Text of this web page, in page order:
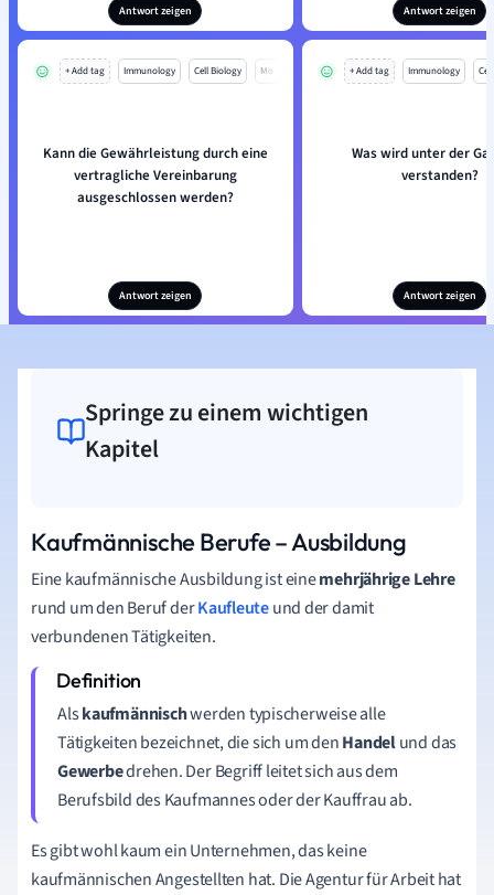
Antwort zeigen Antwort zeigen
+ Add tag Immunology Cell Biology Mo
Kann die Gewährleistung durch eine
vertragliche Vereinbarung
ausgeschlossen werden?
Antwort zeigen
+ Add tag Immunology
Was wird unter der
verstanden?
Antwort zeigen
Springe zu einem wichtigen
Kapitel
Kaufmännische Berufe–Ausbildung
Eine kaufmännische Ausbildung ist einemehrjährige Lehre
rund um den Beruf derKaufleuteund der damit
verbundenen Tätigkeiten.
Alskaufmännischwerden typischerweise alle
Tätigkeiten bezeichnet, die sich um denHandelund das
Gewerbedrehen. Der Begriff leitet sich aus dem
Berufsbild des Kaufmannes oder der Kauffrau ab.
Es gibt wohl kaum ein Unternehmen, das keine
kaufmännischen Angestellten hat. Die Agentur für Arbeit hat